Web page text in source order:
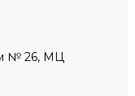
№ 26, МЦ